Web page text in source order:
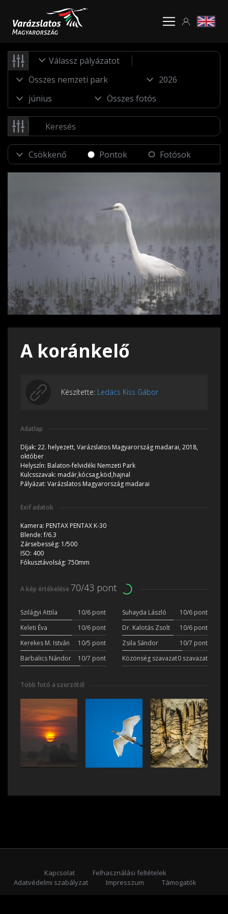
Válassz pályázatot
Pontok Fotósok
A koránkelő
Készítette: Ledács Kiss Gábor
Adatlap
Díjak: 22. helyezett, Varázslatos Magyarország madarai, 2018,
október
Helyszín: Balaton-felvidéki Nemzeti Park
Kulcsszavak: madár,kócsag,köd,hajnal
Pályázat: Varázslatos Magyarország madarai
Exif adatok
Kamera: PENTAX PENTAX K-30
Blende:f/6.3
Zársebesség: 1/500
ISO: 400
Fókusztávolság: 750mm
A kép értékelése 70/43 pont
Szilágyi Attila 10/6 pont Suhayda László
10/6 pont
Keleti Éva
10/6 pont Dr. Kalotás Zsolt
10/6 pont
Kerekes M. István
10/5 pont Zsila Sándor
10/7 pont
Barbalics Nándor
10/7 pont Közönség szavazat0 szavazat
Több fotó a szerzőtől
Kapcsolat
Felhasználási feltételek
Adatvédelmi szabályzat
Impresszum
Támogatók